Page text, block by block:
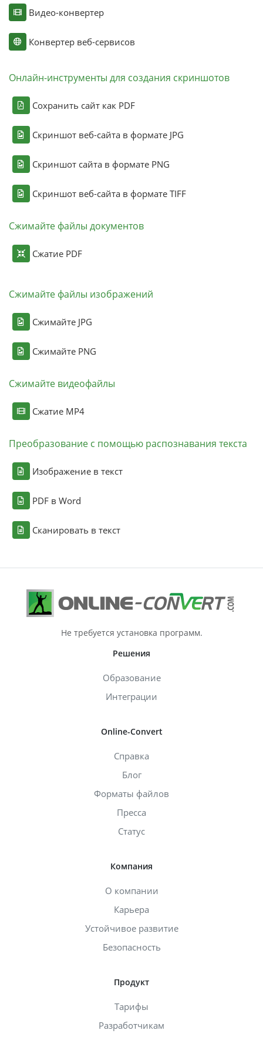
Видео-конвертер
Конвертер веб-сервисов
Онлайн-инструменты для создания скриншотов
Сохранить сайт как PDF
Скриншот веб-сайта в формате JPG
Скриншот сайта в формате PNG
Скриншот веб-сайта в формате TIFF
Сжимайте файлы документов
Сжатие PDF
Сжимайте файлы изображений
Сжимайте JPG
Сжимайте PNG
Сжимайте видеофайлы
Сжатие MP4
Преобразование с помощью распознавания текста
Изображение в текст
PDF в Word
Сканировать в текст
Не требуется установка программ.
Решения
Образование
Интеграции
Online-Convert
Справка
Блог
Форматы файлов
Пресса
Статус
Компания
О компании
Карьера
Устойчивое развитие
Безопасность
Продукт
Тарифы
Разработчикам